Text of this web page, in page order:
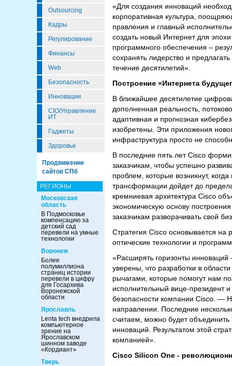
Outsourcing
Кадры
Регулирование
Финансы
Web
Безопасность
Инновации
CIO/Управление
ИТ
Гаджеты
Здоровье
Продвижение
сайтов СПб
РЕГИОНЫ
Московская
область
В Подмосковье
компенсацию за
детский сад
перевели на умные
технологии
Воронеж
Более
полумиллиона
страниц истории
перевели в цифру
для Госархива
Воронежской
области
Ярославль
Lenta tech внедрила
компьютерное
зрение на
Ярославском
шинном заводе
«Кордиант»
Тверь
«Для создания инноваций
корпоративная культура,
правления и главный
создать новый Интернет для
программного обеспечения –
сохранять лидерство и
течение десятилетий».
Построение «Интернета
В ближайшее десятилетие
дополненная реальность,
адаптивная и прогнозная
изобретены. Эти приложения
инфраструктура просто не
В последние пять лет Cisco
заказчикам, чтобы успешно
проблем, которые возникнут,
трансформации дойдет до
кремниевая архитектура Cisco
экономическую основу
заказчикам разворачивать свой
Стратегия Cisco основывается на
оптические технологии и
«Расширять горизонты
уверены, что разработки в
рычагами, которые помогут нам
исполнительный вице-президент
безопасности компании Cisco. —
направлении. Последние
считаем, можно будет
инноваций. Результатом этой
компанией».
Cisco Silicon One -